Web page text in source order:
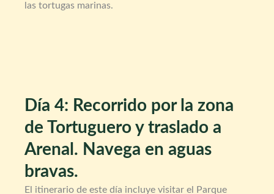
las tortugas marinas.
Día 4: Recorrido por la zona
de Tortuguero y traslado a
Arenal. Navega en aguas
bravas.
El itinerario de este día incluye visitar el Parque